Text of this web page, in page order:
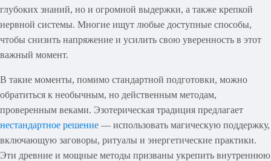
глубоких знаний, но и огромной выдержки, а также крепкой
нервной системы. Многие ищут любые доступные способы,
чтобы снизить напряжение и усилить свою уверенность в этот
важный момент.
В такие моменты, помимо стандартной подготовки, можно
обратиться к необычным, но действенным методам,
проверенным веками. Эзотерическая традиция предлагает
нестандартное решение — использовать магическую поддержку,
включающую заговоры, ритуалы и энергетические практики.
Эти древние и мощные методы призваны укрепить внутреннюю